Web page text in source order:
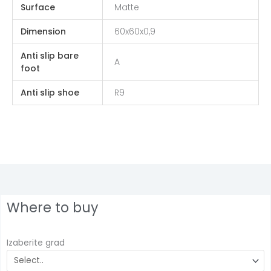
Surface
Matte
Dimension
60x60x0,9
Anti slip bare
foot
A
Anti slip shoe R9
Where to buy
Izaberite grad